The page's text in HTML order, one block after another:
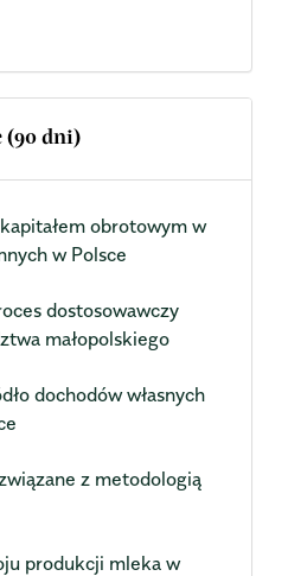
(90 dni)
obrotowym w
w Polsce
dostosowawczy
małopolskiego
dochodów własnych
z metodologią
produkcji mleka w